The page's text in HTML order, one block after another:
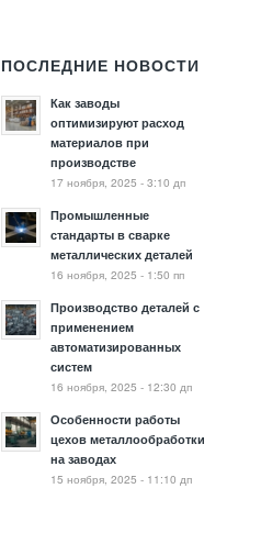
ПОСЛЕДНИЕ НОВОСТИ
Как заводы
оптимизируют расход
материалов при
производстве
17 ноября, 2025 - 3:10 дп
Промышленные
стандарты в сварке
металлических деталей
16 ноября, 2025 - 1:50 пп
Производство деталей с
применением
автоматизированных
систем
16 ноября, 2025 - 12:30 дп
Особенности работы
цехов металлообработки
на заводах
15 ноября, 2025 - 11:10 дп